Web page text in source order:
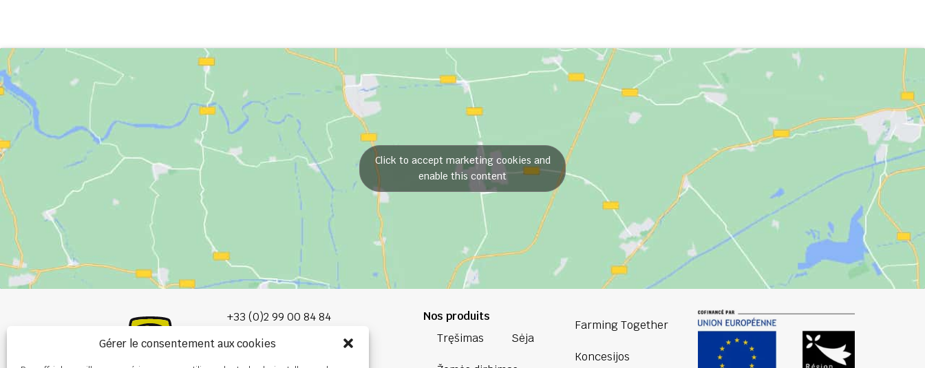
Gérer le consentement aux cookies
Click to accept marketing cookies and
enable this content
+33 (0)2 99 00 84 84
info@burel-group.com
Nos produits
Tręšimas
Sėja
Farming Together
Koncesijos